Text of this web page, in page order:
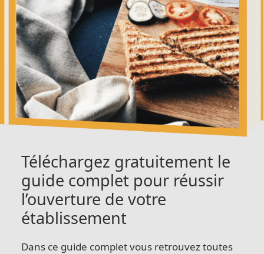
Téléchargez gratuitement le
guide complet pour réussir
l’ouverture de votre
établissement
Dans ce guide complet vous retrouvez toutes